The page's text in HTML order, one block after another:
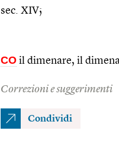
sec. XIV;
CO il dimenare, il
Correzioni e suggerimenti
Condividi